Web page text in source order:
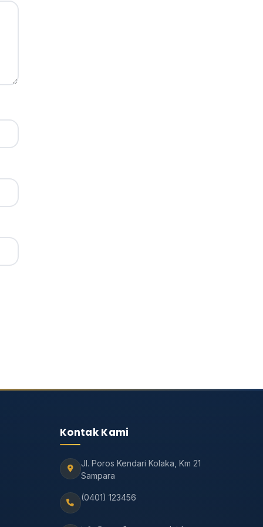
Kontak Kami
Jl. Poros Kendari Kolaka, Km 21
Sampara
(0401) 123456